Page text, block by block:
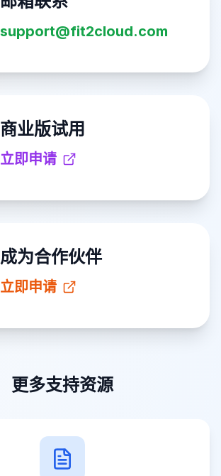
support@fit2cloud.com
商业版试用
立即申请
成为合作伙伴
立即申请
更多支持资源